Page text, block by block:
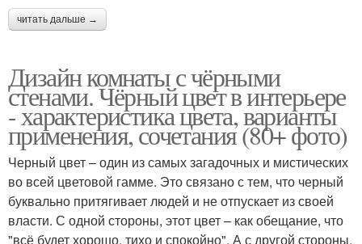
читать дальше →
Дизайн комнаты с чёрными
стенами. Чёрный цвет в интерьере
- характеристика цвета, варианты
применения, сочетания (80+ фото)
Черный цвет – один из самых загадочных и мистических
во всей цветовой гамме. Это связано с тем, что черный
буквально притягивает людей и не отпускает из своей
власти. С одной стороны, этот цвет – как обещание, что
"всё будет хорошо, тихо и спокойно". А с другой стороны,